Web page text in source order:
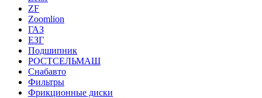
ZF
Zoomlion
ГАЗ
ЕЗГ
Подшипник
РОСТСЕЛЬМАШ
Снабавто
Фильтры
Фрикционные диски